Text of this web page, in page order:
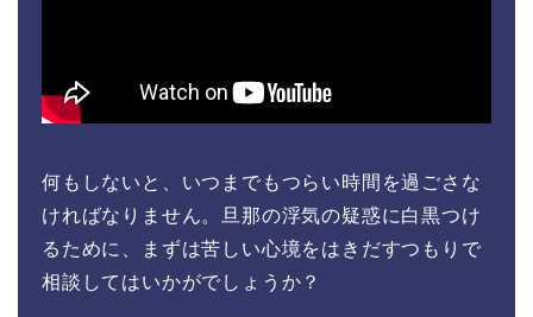
何もしないと、いつまでもつらい時間を過ごさな
ければなりません。旦那の浮気の疑惑に白黒つけ
るために、まずは苦しい心境をはきだすつもりで
相談してはいかがでしょうか？